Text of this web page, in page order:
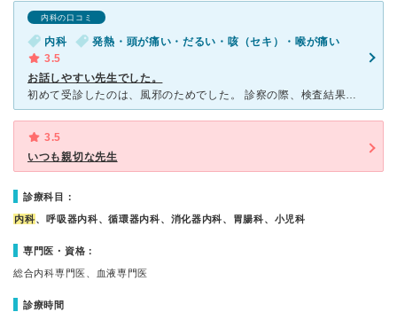
内科の口コミ
内科
発熱・頭が痛い・だるい・咳（セキ）・喉が痛い
3.5
お話しやすい先生でした。
初めて受診したのは、風邪のためでした。 診察の際、検査結果の数値についての説明も丁寧で、よく理解できました。 看護師さん、事務の方、みなさん感じよかったです。 一点だけ辛かったのは待ち時間が長い
3.5
いつも親切な先生
診療科目：
内科、呼吸器内科、循環器内科、消化器内科、胃腸科、小児科
専門医・資格：
総合内科専門医、血液専門医
診療時間